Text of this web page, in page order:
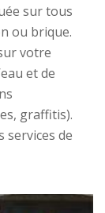
sur tous
ou brique.
votre
et de
graffitis).
services de